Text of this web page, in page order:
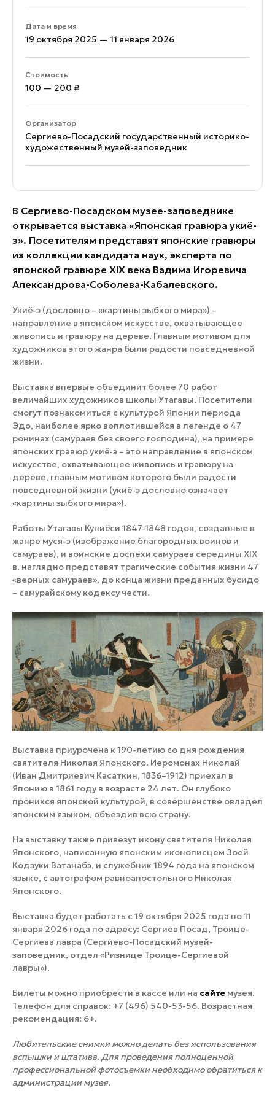
Дата и время
19 октября 2025 — 11 января 2026
Стоимость
100 — 200 ₽
Организатор
Сергиево-Посадский государственный историко-
художественный музей-заповедник
В Сергиево-Посадском музее-заповеднике
открывается выставка «Японская гравюра укиё-
э». Посетителям представят японские гравюры
из коллекции кандидата наук, эксперта по
японской гравюре XIX века Вадима Игоревича
Александрова-Соболева-Кабалевского.
Укиё-э (дословно – «картины зыбкого мира») –
направление в японском искусстве, охватывающее
живопись и гравюру на дереве. Главным мотивом для
художников этого жанра были радости повседневной
жизни.
Выставка впервые объединит более 70 работ
величайших художников школы Утагавы. Посетители
смогут познакомиться с культурой Японии периода
Эдо, наиболее ярко воплотившейся в легенде о 47
ронинах (самураев без своего господина), на примере
японских гравюр укиё-э – это направление в японском
искусстве, охватывающее живопись и гравюру на
дереве, главным мотивом которого были радости
повседневной жизни (укиё-э дословно означает
«картины зыбкого мира»).
Работы Утагавы Куниёси 1847-1848 годов, созданные в
жанре муся-э (изображение благородных воинов и
самураев), и воинские доспехи самураев середины XIX
в. наглядно представят трагические события жизни 47
«верных самураев», до конца жизни преданных бусидо
– самурайскому кодексу чести.
Выставка приурочена к 190-летию со дня рождения
святителя Николая Японского. Иеромонах Николай
(Иван Дмитриевич Касаткин, 1836–1912) приехал в
Японию в 1861 году в возрасте 24 лет. Он глубоко
проникся японской культурой, в совершенстве овладел
японским языком, объездив всю страну.
На выставку также привезут икону святителя Николая
Японского, написанную японским иконописцем Зоей
Кодзуки Ватанабэ, и служебник 1894 года на японском
языке, с автографом равноапостольного Николая
Японского.
Выставка будет работать с 19 октября 2025 года по 11
января 2026 года по адресу: Сергиев Посад, Троице-
Сергиева лавра (Сергиево-Посадский музей-
заповедник, отдел «Ризнице Троице-Сергиевой
лавры»).
Билеты можно приобрести в кассе или на сайте музея.
Телефон для справок: +7 (496) 540-53-56. Возрастная
рекомендация: 6+.
Любительские снимки можно делать без использования
вспышки и штатива. Для проведения полноценной
профессиональной фотосъемки необходимо обратиться к
администрации музея.